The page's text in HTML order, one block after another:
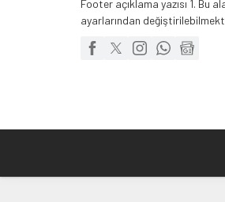
Footer açıklama yazısı 1. Bu
ayarlarından